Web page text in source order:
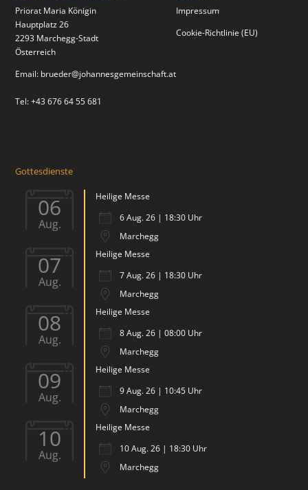
Priorat Maria Königin
Hauptplatz 26
2293 Marchegg-Stadt
Österreich
Email: brueder@johannesgemeinschaft.at
Tel: +43 676 64 55 681
Impressum
Cookie-Richtlinie (EU)
Gottesdienste
06
Aug.
Heilige Messe
6 Aug. 26 | 18:30 Uhr
Marchegg
07
Aug.
Heilige Messe
7 Aug. 26 | 18:30 Uhr
Marchegg
08
Aug.
Heilige Messe
8 Aug. 26 | 08:00 Uhr
Marchegg
09
Aug.
Heilige Messe
9 Aug. 26 | 10:45 Uhr
Marchegg
10
Aug.
Heilige Messe
10 Aug. 26 | 18:30 Uhr
Marchegg